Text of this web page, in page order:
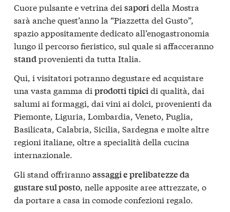
Cuore pulsante e vetrina dei saporidella Mostra
sarà anche quest’anno la “Piazzetta del Gusto”,
spazio appositamente dedicato all’enogastronomia
lungo il percorso fieristico, sul quale si affacceranno
standprovenienti da tutta Italia.
Qui, i visitatori potranno degustare ed acquistare
una vasta gamma di prodottitipicidi qualità, dai
salumi ai formaggi, dai vini ai dolci, provenienti da
Piemonte, Liguria, Lombardia, Veneto, Puglia,
Basilicata, Calabria, Sicilia, Sardegna e molte altre
regioni italiane, oltre a specialità della cucina
internazionale.
Gli stand offrirannoassaggi e prelibatezze da
gustare sul posto, nelle apposite aree attrezzate, o
da portare a casa in comode confezioni regalo.